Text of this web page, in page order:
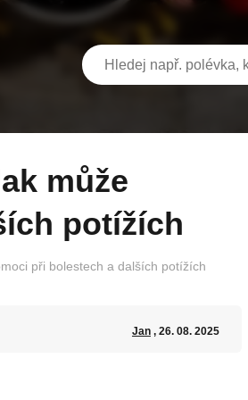
potížích
při bolestech a dalších potížích
Jan, 26. 08. 2025